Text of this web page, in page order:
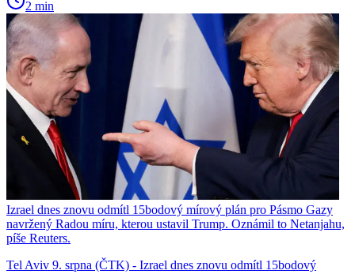
2 min
Izrael dnes znovu odmítl 15bodový mírový plán pro Pásmo Gazy
navržený Radou míru, kterou ustavil Trump. Oznámil to Netanjahu,
píše Reuters.
Tel Aviv 9. srpna (ČTK) - Izrael dnes znovu odmítl 15bodový